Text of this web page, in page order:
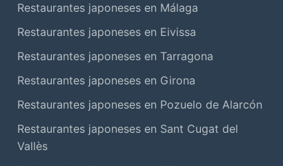
Restaurantes japoneses en Málaga
Restaurantes japoneses en Eivissa
Restaurantes japoneses en Tarragona
Restaurantes japoneses en Girona
Restaurantes japoneses en Pozuelo de Alarcón
Restaurantes japoneses en Sant Cugat del
Vallès